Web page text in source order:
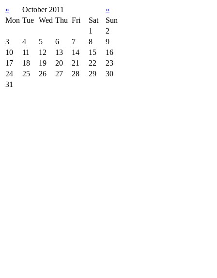
« October 2011
»
Mon Tue Wed Thu Fri Sat
Sun
1
2
3
4 5 6 7 8
9
10
11 12 13 14 15
16
17
18 19 20 21 22
23
24
25 26 27 28 29
30
31